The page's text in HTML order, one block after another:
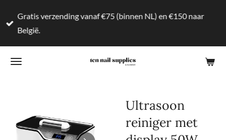
direct
hoofdinhoud
Gratis verzending vanaf €75 (binnen NL) en €150 naar
België.
Ultrasoon
reiniger met